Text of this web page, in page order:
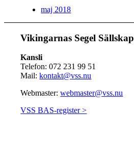
maj 2018
Vikingarnas Segel Sällskap
Kansli
Telefon: 072 231 99 51
Mail:kontakt@vss.nu
Webmaster:webmaster@vss.nu
VSS BAS-register >